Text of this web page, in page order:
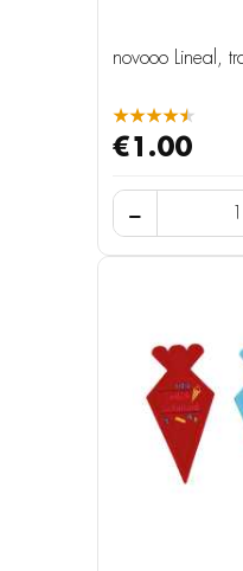
novooo Lineal,
★★★★★
€1.00